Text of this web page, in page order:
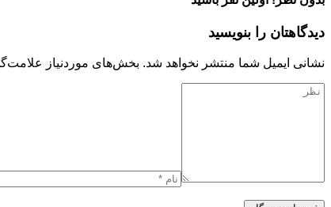
دیدگاهتان را بنویسید
نشانی ایمیل شما منتشر نخواهد شد. بخش‌های موردنیاز